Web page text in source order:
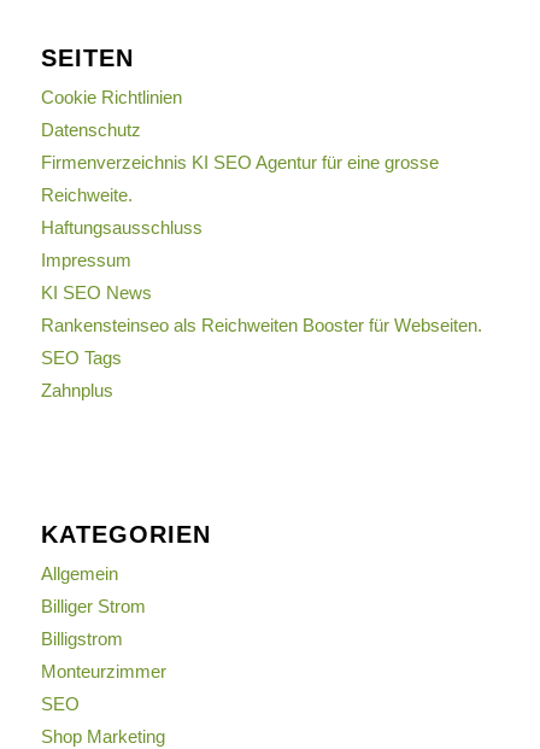
SEITEN
Cookie Richtlinien
Datenschutz
Firmenverzeichnis KI SEO Agentur für eine grosse
Reichweite.
Haftungsausschluss
Impressum
KI SEO News
Rankensteinseo als Reichweiten Booster für Webseiten.
SEO Tags
Zahnplus
KATEGORIEN
Allgemein
Billiger Strom
Billigstrom
Monteurzimmer
SEO
Shop Marketing